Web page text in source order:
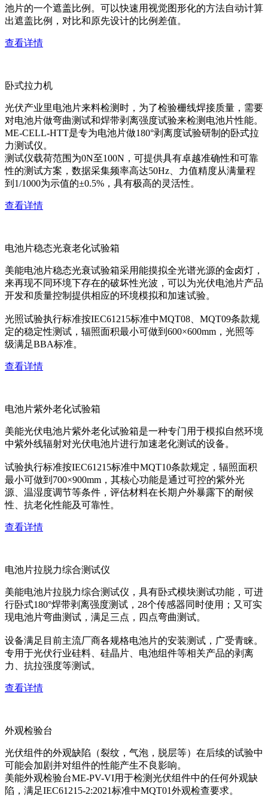
池片的一个遮盖比例。可以快速用视觉图形化的方法自动计算
出遮盖比例，对比和原先设计的比例差值。
查看详情
卧式拉力机
光伏产业里电池片来料检测时，为了检验栅线焊接质量，需要
对电池片做弯曲测试和焊带剥离强度试验来检测电池片性能。
ME-CELL-HTT是专为电池片做180°剥离度试验研制的卧式拉
力测试仪。
测试仪载荷范围为0N至100N，可提供具有卓越准确性和可靠
性的测试方案，数据采集频率高达50Hz、力值精度从满量程
到1/1000为示值的±0.5%，具有极高的灵活性。
查看详情
电池片稳态光衰老化试验箱
美能电池片稳态光衰试验箱采用能摸拟全光谱光源的金卤灯，
来再现不同环境下存在的破坏性光波，可以为光伏电池片产品
开发和质量控制提供相应的环境模拟和加速试验。
光照试验执行标准按IEC61215标准中MQT08、MQT09条款规
定的稳定性测试，辐照面积最小可做到600×600mm，光照等
级满足BBA标准。
查看详情
电池片紫外老化试验箱
美能光伏电池片紫外老化试验箱是一种专门用于模拟自然环境
中紫外线辐射对光伏电池片进行加速老化测试的设备。
试验执行标准按IEC61215标准中MQT10条款规定，辐照面积
最小可做到700×900mm，其核心功能是通过可控的紫外光
源、温湿度调节等条件，评估材料在长期户外暴露下的耐候
性、抗老化性能及可靠性。
查看详情
电池片拉脱力综合测试仪
美能电池片拉脱力综合测试仪，具有卧式模块测试功能，可进
行卧式180°焊带剥离强度测试，28个传感器同时使用；又可实
现电池片弯曲测试，满足三点，四点弯曲测试。
设备满足目前主流厂商各规格电池片的安装测试，广受青睐。
专用于光伏行业硅料、硅晶片、电池组件等相关产品的剥离
力、抗拉强度等测试。
查看详情
外观检验台
光伏组件的外观缺陷（裂纹，气泡，脱层等）在后续的试验中
可能会加剧并对组件的性能产生不良影响。
美能外观检验台ME-PV-VI用于检测光伏组件中的任何外观缺
陷，满足IEC61215-2:2021标准中MQT01外观检查要求。